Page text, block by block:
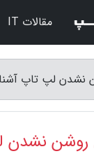
مقالات IT